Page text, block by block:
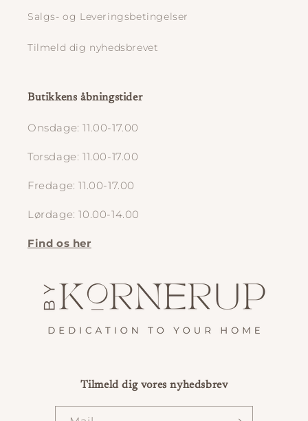
Salgs- og Leveringsbetingelser
Tilmeld dig nyhedsbrevet
Butikkens åbningstider
Onsdage: 11.00-17.00
Torsdage: 11.00-17.00
Fredage: 11.00-17.00
Lørdage: 10.00-14.00
Find os her
Tilmeld dig vores nyhedsbrev